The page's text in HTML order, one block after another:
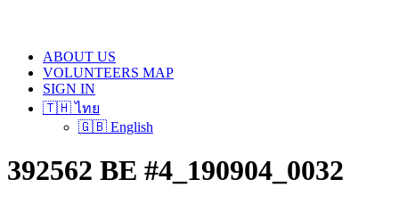
ABOUT US
VOLUNTEERS MAP
SIGN IN
🇹🇭 ไทย
🇬🇧 English
392562 BE #4_190904_0032